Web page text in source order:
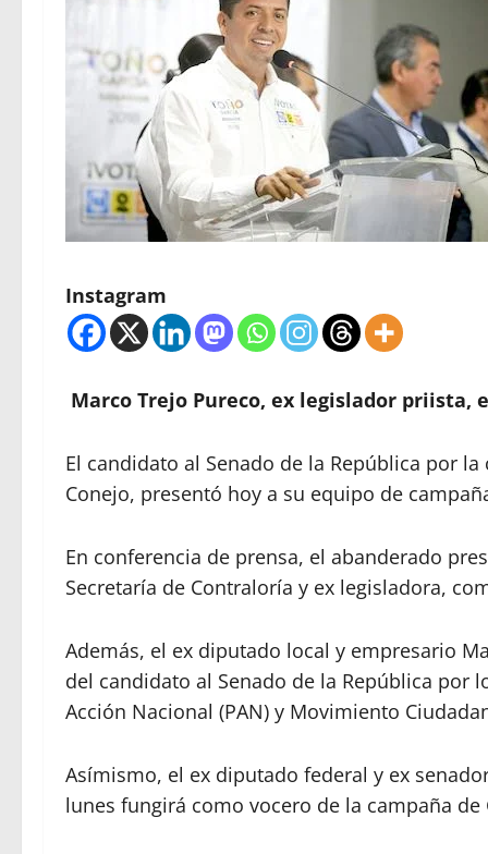
Instagram
Marco Trejo Pureco, ex legislador priista,
El candidato al Senado de la República por
Conejo, presentó hoy a su equipo de
En conferencia de prensa, el abanderado
Secretaría de Contraloría y ex legisladora,
Además, el ex diputado local y empresario
del candidato al Senado de la República por
Acción Nacional (PAN) y Movimiento
Asímismo, el ex diputado federal y ex
lunes fungirá como vocero de la campaña de